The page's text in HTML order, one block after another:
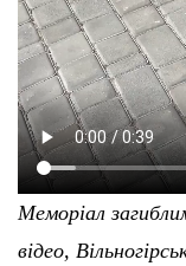
Меморіал
відео,